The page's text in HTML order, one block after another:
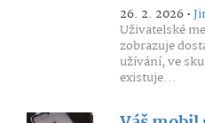
26. 2. 2026 •
Uživatelské
zobrazuje
užívání, ve
existuje...